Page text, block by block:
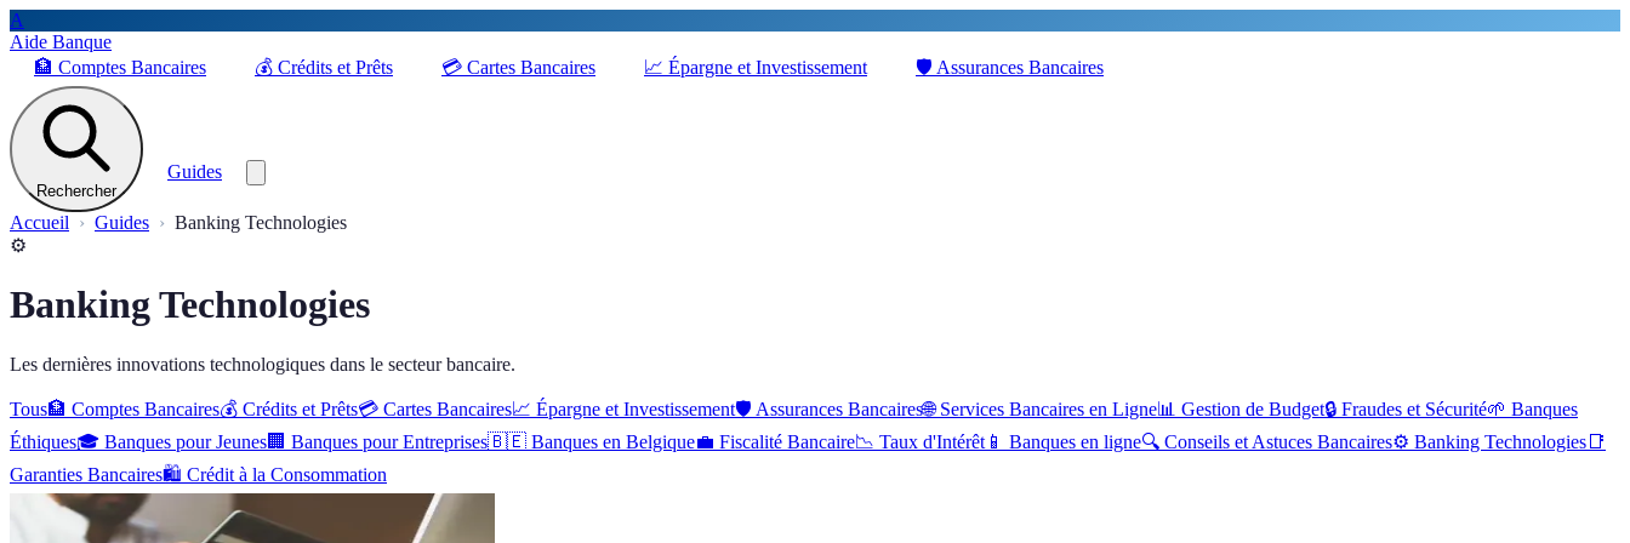
A
Aide Banque
🏦 Comptes Bancaires 💰 Crédits et Prêts 💳 Cartes Bancaires 📈 Épargne et Investissement 🛡️ Assurances Bancaires
Rechercher
Guides
Accueil Guides
Banking Technologies
⚙️
Banking Technologies
Les dernières innovations technologiques dans le secteur bancaire.
Tous🏦 Comptes Bancaires💰 Crédits et Prêts💳 Cartes Bancaires📈 Épargne et Investissement🛡️ Assurances Bancaires🌐 Services Bancaires en Ligne📊 Gestion de Budget🔒 Fraudes et Sécurité🌱 Banques
Éthiques🎓 Banques pour Jeunes🏢 Banques pour Entreprises🇧🇪 Banques en Belgique💼 Fiscalité Bancaire📉 Taux d'Intérêt 📱 Banques en ligne🔍 Conseils et Astuces Bancaires⚙️ Banking Technologies 📑
Garanties Bancaires🛍️ Crédit à la Consommation